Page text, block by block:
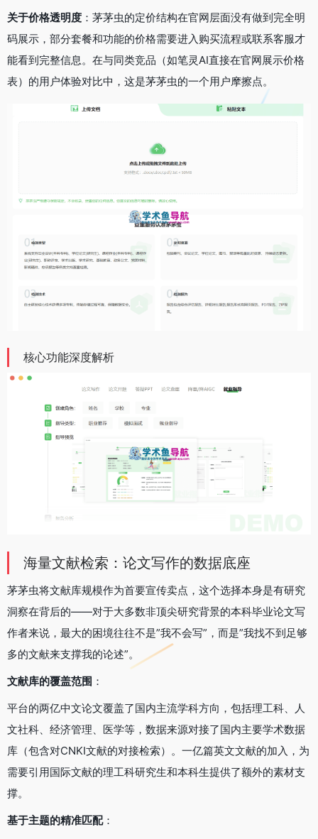
关于价格透明度 ：茅茅虫的定价结构在官网层面没有做到完全明
码展示，部分套餐和功能的价格需要进入购买流程或联系客服才
能看到完整信息。在与同类竞品（如笔灵AI直接在官网展示价格
表）的用户体验对比中，这是茅茅虫的一个用户摩擦点。
核心功能深度解析
海量文献检索：论文写作的数据底座
茅茅虫将文献库规模作为首要宣传卖点，这个选择本身是有研究
洞察在背后的——对于大多数非顶尖研究背景的本科毕业论文写
作者来说，最大的困境往往不是”我不会写”，而是”我找不到足够
多的文献来支撑我的论述”。
文献库的覆盖范围 ：
平台的两亿中文论文覆盖了国内主流学科方向，包括理工科、人
文社科、经济管理、医学等，数据来源对接了国内主要学术数据
库（包含对CNKI文献的对接检索）。一亿篇英文文献的加入，为
需要引用国际文献的理工科研究生和本科生提供了额外的素材支
撑。
基于主题的精准匹配：